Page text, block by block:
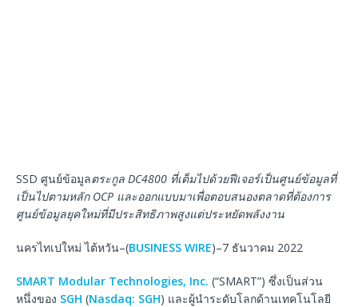
SSD ศูนย์ข้อมูลตระกูล DC4800 ที่เต็มไปด้วยฟีเจอร์เป็นศูนย์ข้อมูลที่
เป็นไปตามหลักOCP และออกแบบมาเพื่อตอบสนองตลาดที่ต้องการ
ศูนย์ข้อมูลยุคใหม่ที่มีประสิทธิภาพสูงแต่ประหยัดพลังงาน
นครไทเปใหม่ ไต้หวัน–(BUSINESS WIRE)–7 ธันวาคม 2022
SMART Modular Technologies, Inc. (“SMART”) ซึ่งเป็นส่วน
หนึ่งของ SGH (Nasdaq: SGH) และผู้นำระดับโลกด้านเทคโนโลยี